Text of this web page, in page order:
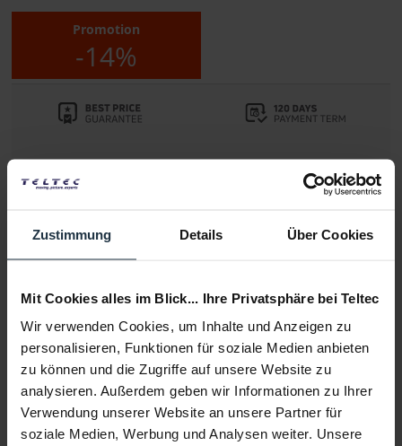
Zustimmung Details Über Cookies
Mit Cookies alles im Blick... Ihre Privatsphäre bei Teltec
Wir verwenden Cookies, um Inhalte und Anzeigen zu
personalisieren, Funktionen für soziale Medien anbieten
zu können und die Zugriffe auf unsere Website zu
analysieren. Außerdem geben wir Informationen zu Ihrer
Verwendung unserer Website an unsere Partner für
soziale Medien, Werbung und Analysen weiter. Unsere
Promotion
-14%
1-2 weeks from order
shopping cart
Description
Mit dem Triad-Orbit GPADA GoPro-Adapter kann eine
GoPro direkt auf jedem beliebigen...more